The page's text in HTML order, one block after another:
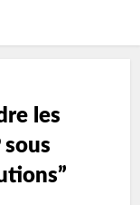
les
sous